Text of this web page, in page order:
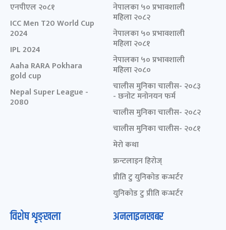
एनपीएल २०८१
ICC Men T20 World Cup
2024
IPL 2024
Aaha RARA Pokhara
gold cup
Nepal Super League -
2080
नेपालका ५० प्रभावशाली
महिला २०८२
नेपालका ५० प्रभावशाली
महिला २०८१
नेपालका ५० प्रभावशाली
महिला २०८०
चालीस मुनिका चालीस- २०८३
- छनोट मनोनयन फर्म
चालीस मुनिका चालीस- २०८२
चालीस मुनिका चालीस- २०८१
मेरो कथा
फ्रन्टलाइन हिरोज्
प्रीति टु युनिकोड कन्भर्टर
युनिकोड टु प्रीति कन्भर्टर
विशेष शृङ्खला अनलाइनखबर